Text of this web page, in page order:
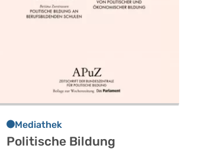
Mediathek
Politische Bildung